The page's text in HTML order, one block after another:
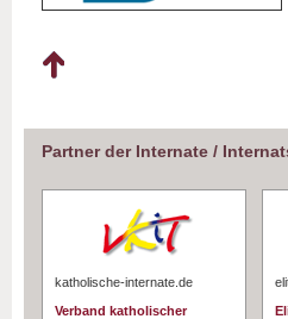
Partner der Internate /
katholische-internate.de
Verband katholischer